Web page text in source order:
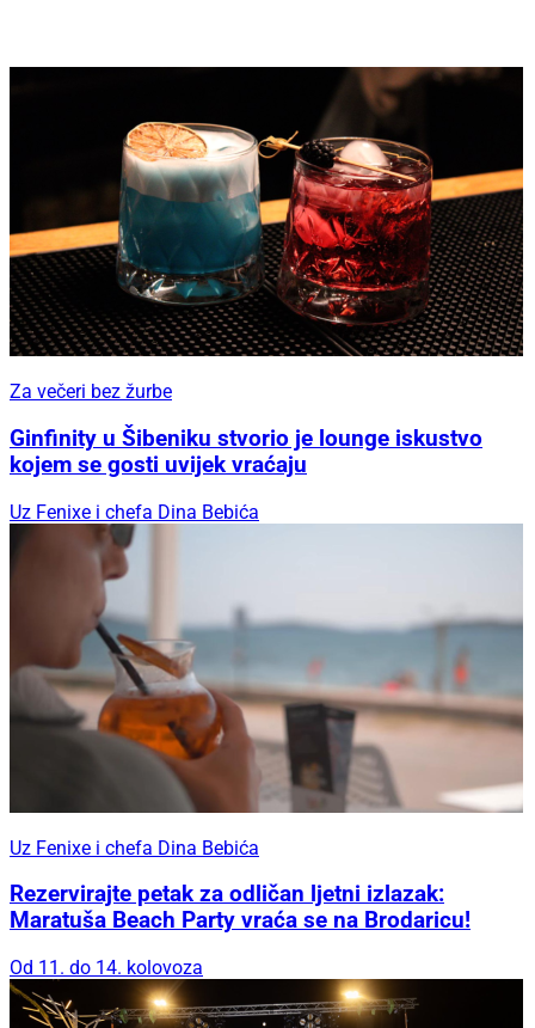
Za večeri bez žurbe
Ginfinity u Šibeniku stvorio je lounge iskustvo
kojem se gosti uvijek vraćaju
Uz Fenixe i chefa Dina Bebića
Uz Fenixe i chefa Dina Bebića
Rezervirajte petak za odličan ljetni izlazak:
Maratuša Beach Party vraća se na Brodaricu!
Od 11. do 14. kolovoza